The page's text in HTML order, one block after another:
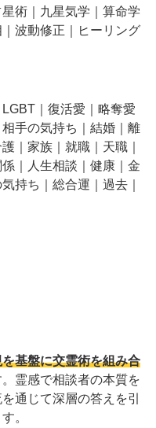
術｜九星気学｜算命学
波動修正｜ヒーリング
｜復活愛｜略奪愛
手の気持ち｜結婚｜離
｜家族｜就職｜天職｜
｜人生相談｜健康｜金
持ち｜総合運｜過去｜
基盤に交霊術を組み合
。霊感で相談者の本質を
通じて深層の答えを引
。